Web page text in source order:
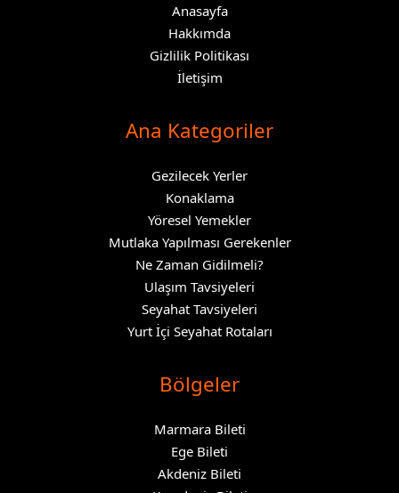
Anasayfa
Hakkımda
Gizlilik Politikası
İletişim
Ana Kategoriler
Gezilecek Yerler
Konaklama
Yöresel Yemekler
Mutlaka Yapılması Gerekenler
Ne Zaman Gidilmeli?
Ulaşım Tavsiyeleri
Seyahat Tavsiyeleri
Yurt İçi Seyahat Rotaları
Bölgeler
Marmara Bileti
Ege Bileti
Akdeniz Bileti